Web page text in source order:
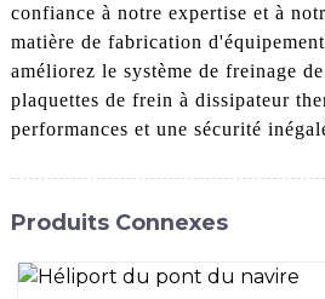
confiance à notre expertise et à
matière de fabrication
améliorez le système de freinage
plaquettes de frein à dissipateur
performances et une sécurité
Produits Connexes